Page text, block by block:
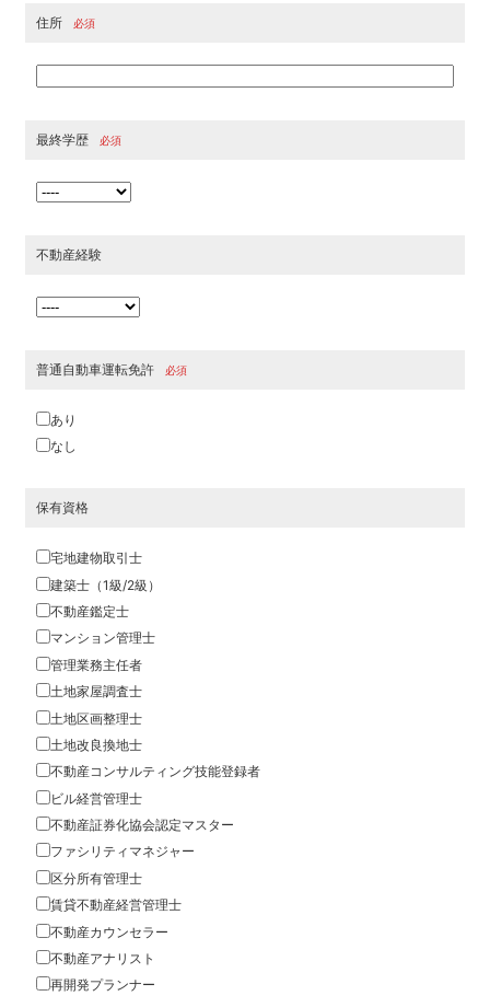
住所 必須
最終学歴 必須
不動産経験
普通自動車運転免許 必須
あり
なし
保有資格
宅地建物取引士
建築士（1級/2級）
不動産鑑定士
マンション管理士
管理業務主任者
土地家屋調査士
土地区画整理士
土地改良換地士
不動産コンサルティング技能登録者
ビル経営管理士
不動産証券化協会認定マスター
ファシリティマネジャー
区分所有管理士
賃貸不動産経営管理士
不動産カウンセラー
不動産アナリスト
再開発プランナー